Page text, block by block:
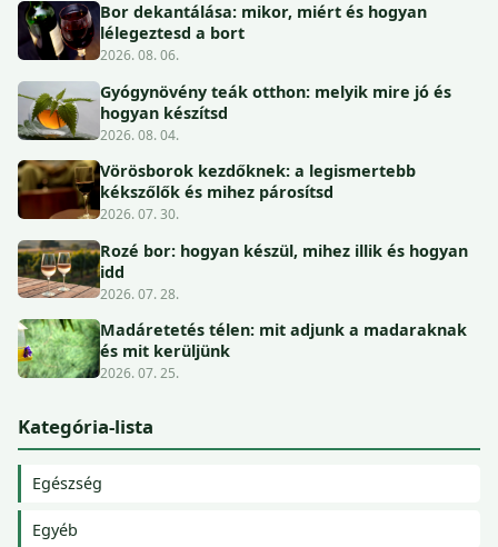
Bor dekantálása: mikor, miért és hogyan
lélegeztesd a bort
2026. 08. 06.
Gyógynövény teák otthon: melyik mire jó és
hogyan készítsd
2026. 08. 04.
Vörösborok kezdőknek: a legismertebb
kékszőlők és mihez párosítsd
2026. 07. 30.
Rozé bor: hogyan készül, mihez illik és hogyan
idd
2026. 07. 28.
Madáretetés télen: mit adjunk a madaraknak
és mit kerüljünk
2026. 07. 25.
Kategória-lista
Egészség
Egyéb